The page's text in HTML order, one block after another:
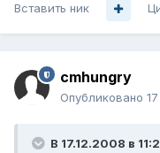
Вставить ник
cmhungry
Опубликовано
В 17.12.2008 в